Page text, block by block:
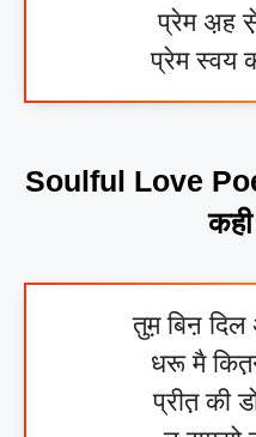
प्रेम अ़ह
प्रेम स्वय
Soulful Love
तुम़ बिऩ
धरू मै
प्रीत़ की